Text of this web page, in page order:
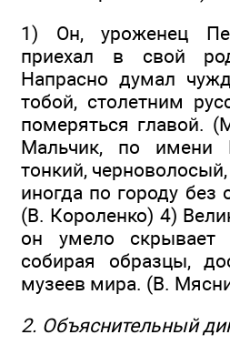
1) Он, уроженец
приехал в свой
Напрасно думал
тобой, столетним
померяться главой.
Мальчик, по имени
тонкий,
иногда по городу без
(В. Короленко) 4)
он умело скрывает
собирая образцы,
музеев мира. (В.
2. Объяснительный